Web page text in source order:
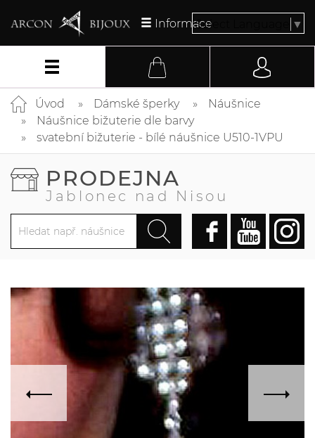
InformaceSelect Language ▼
Úvod Dámské šperky
Náušnice
Náušnice bižuterie dle barvy
svatební bižuterie - bílé náušnice U510-1VPU
PRODEJNA
Jablonec nad Nisou